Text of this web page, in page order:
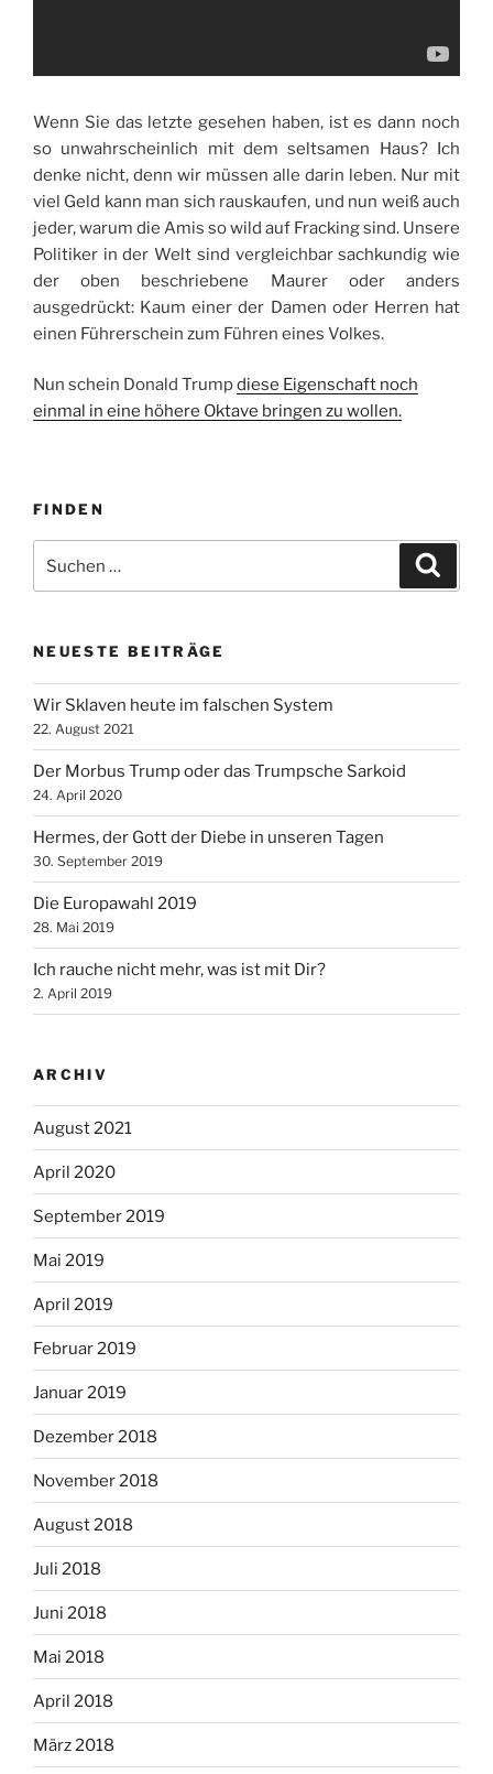
Wenn Sie das letzte gesehen haben, ist es dann noch
so unwahrscheinlich mit dem seltsamen Haus? Ich
denke nicht, denn wir müssen alle darin leben. Nur mit
viel Geld kann man sich rauskaufen, und nun weiß auch
jeder, warum die Amis so wild auf Fracking sind. Unsere
Politiker in der Welt sind vergleichbar sachkundig wie
der oben beschriebene Maurer oder anders
ausgedrückt: Kaum einer der Damen oder Herren hat
einen Führerschein zum Führen eines Volkes.
Nun schein Donald Trumpdiese Eigenschaft noch
einmal in eine höhere Oktave bringen zu wollen.
FINDEN
nach:
NEUESTE BEITRÄGE
Wir Sklaven heute im falschen System
22. August 2021
Der Morbus Trump oder das Trumpsche Sarkoid
24. April 2020
Hermes, der Gott der Diebe in unseren Tagen
30. September 2019
Die Europawahl 2019
28. Mai 2019
Ich rauche nicht mehr, was ist mit Dir?
2. April 2019
ARCHIV
August 2021
April 2020
September 2019
Mai 2019
April 2019
Februar 2019
Januar 2019
Dezember 2018
November 2018
August 2018
Juli 2018
Juni 2018
Mai 2018
April 2018
März 2018